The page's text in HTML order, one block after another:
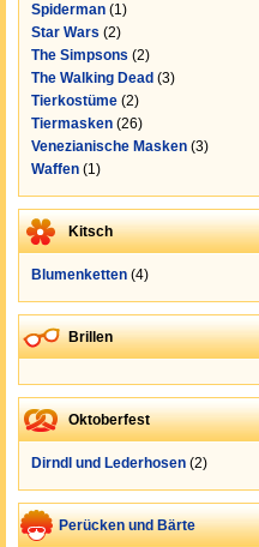
Spiderman (1)
Star Wars (2)
The Simpsons (2)
The Walking Dead (3)
Tierkostüme (2)
Tiermasken (26)
Venezianische Masken (3)
Waffen (1)
Kitsch
Blumenketten (4)
Brillen
Oktoberfest
Dirndl und Lederhosen (2)
Perücken und Bärte